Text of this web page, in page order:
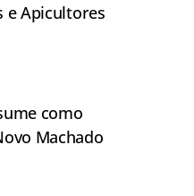
e Apicultores
como
Machado